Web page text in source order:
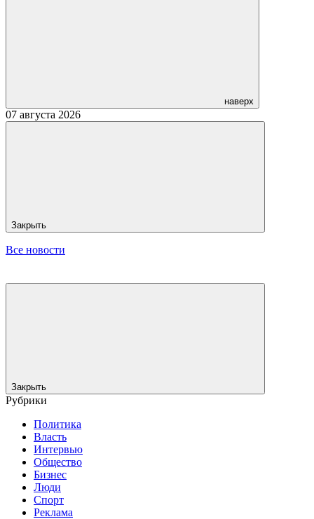
наверх
07 августа 2026
Закрыть
Все новости
Закрыть
Рубрики
Политика
Власть
Интервью
Общество
Бизнес
Люди
Спорт
Реклама